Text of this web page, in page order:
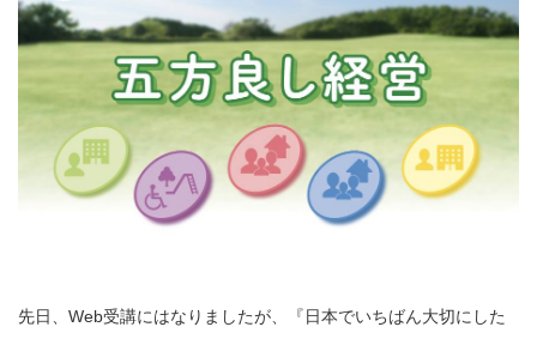
先日、Web受講にはなりましたが、『日本でいちばん大切にした